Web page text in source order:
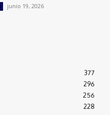
junio 19, 2026
377
296
256
228